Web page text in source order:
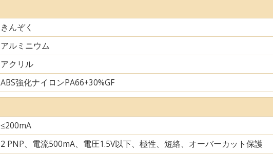
きんぞく
アルミニウム
アクリル
ABS強化ナイロンPA66+30%GF
≤200mA
2 PNP、電流500mA、電圧1.5V以下、極性、短絡、オーバーカット保護